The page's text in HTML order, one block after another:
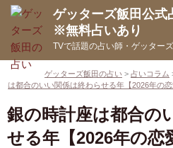
ン
へ
ス
キ
ゲッターズ飯田公式
※無料占いあり
TVで話題の占い師・ゲッター
ゲッターズ飯田の占い > 占いコラム
は都合のいい関係は終わらせる年【2026年の恋
銀の時計座は都合の
せる年【2026年の恋